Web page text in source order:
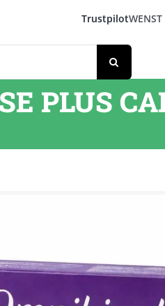
Trustpilot
PLUS